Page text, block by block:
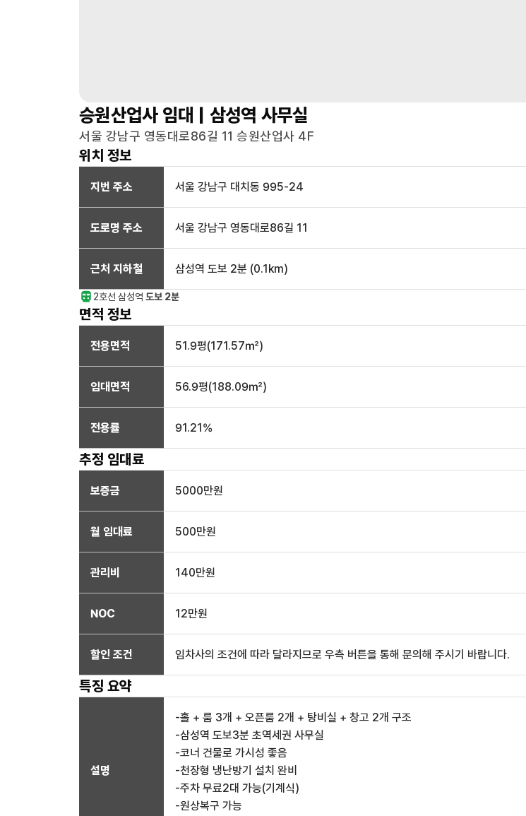
승원산업사임대 | 삼성역 사무실
서울 강남구 영동대로86길 11 승원산업사 4F
위치 정보
지번 주소 서울 강남구 대치동 995-24
도로명 주소 서울 강남구 영동대로86길 11
근처 지하철 삼성역 도보 2분 (0.1km)
2호선 삼성역 도보 2분
면적 정보
전용면적 51.9평(171.57㎡)
임대면적 56.9평(188.09㎡)
전용률 91.21%
추정 임대료
보증금 5000만원
월 임대료 500만원
관리비 140만원
NOC 12만원
할인 조건 임차사의 조건에 따라 달라지므로 우측 버튼을 통해 문의해 주시기 바랍니다.
특징 요약
설명
-홀 + 룸 3개 + 오픈룸 2개 + 탕비실 + 창고 2개 구조
-삼성역 도보3분 초역세권 사무실
-코너 건물로 가시성 좋음
-천장형 냉난방기 설치 완비
-주차 무료2대 가능(기계식)
-원상복구 가능